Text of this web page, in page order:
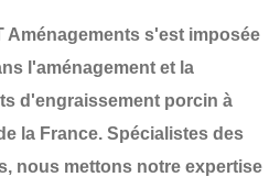
Aménagements s'est imposée
l'aménagement et la
d'engraissement porcin à
la France. Spécialistes des
nous mettons notre expertise